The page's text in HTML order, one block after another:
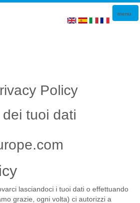
menu
Policy
tuoi dati
lasciandoci i tuoi dati o effettuando
grazie, ogni volta) ci autorizzi a